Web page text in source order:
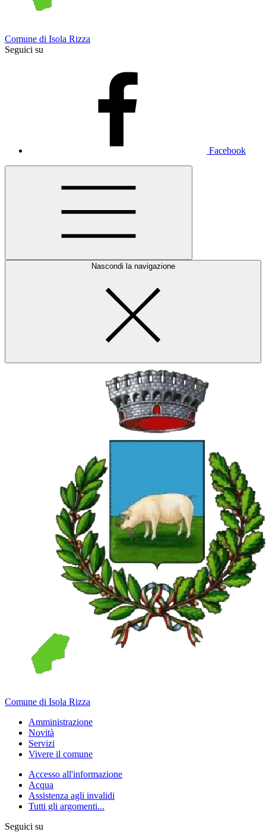
Comune di Isola Rizza
Seguici su
Facebook
Nascondi la navigazione
Comune di Isola Rizza
Amministrazione
Novità
Servizi
Vivere il comune
Accesso all'informazione
Acqua
Assistenza agli invalidi
Tutti gli argomenti...
Seguici su